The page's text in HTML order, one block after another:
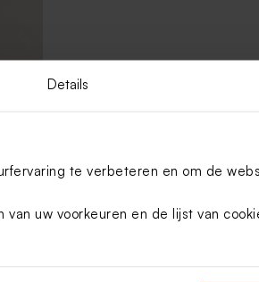
Details
te verbeteren en om de
uw voorkeuren en de lijst van